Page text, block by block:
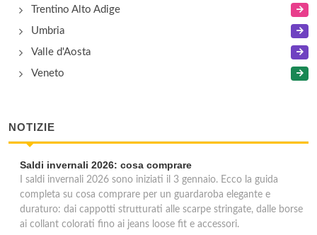
Trentino Alto Adige
Umbria
Valle d'Aosta
Veneto
NOTIZIE
Saldi invernali 2026: cosa comprare
I saldi invernali 2026 sono iniziati il 3 gennaio. Ecco la guida
completa su cosa comprare per un guardaroba elegante e
duraturo: dai cappotti strutturati alle scarpe stringate, dalle borse
ai collant colorati fino ai jeans loose fit e accessori.